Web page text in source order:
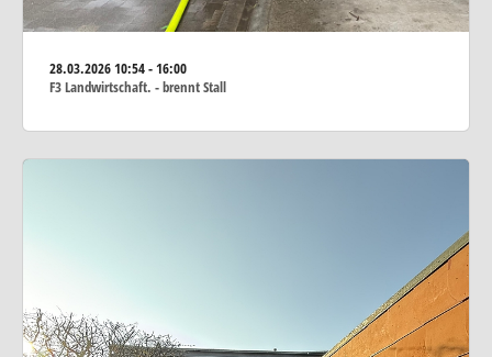
28.03.202610:54 - 16:00
F3 Landwirtschaft. - brennt Stall